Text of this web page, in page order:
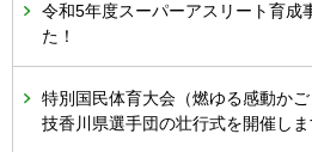
令和5年度スーパーアスリート育成
た！
特別国民体育大会（燃ゆる感動か
技香川県選手団の壮行式を開催しま